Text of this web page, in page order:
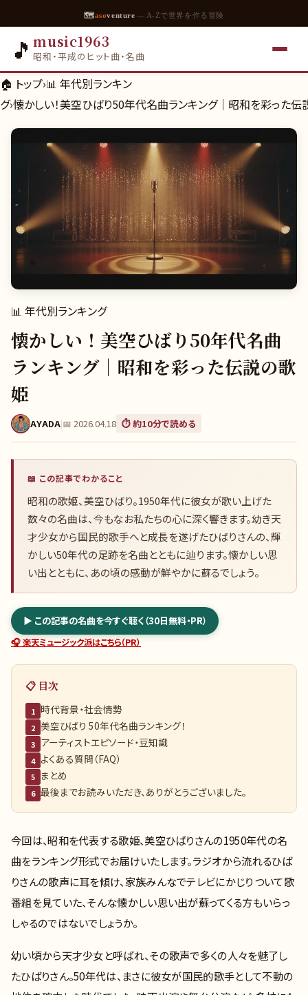
🗺asoventure — A-Zで世界を作る冒険
🎵 music1963
昭和・平成のヒット曲・名曲
🏠 トップ›📊 年代別ランキン
グ›懐かしい！美空ひばり50年代名曲ランキング｜昭和を彩った伝
📊 年代別ランキング
懐かしい！美空ひばり50年代名曲
ランキング｜昭和を彩った伝説の歌
姫
AYADA|📅 2026.04.18 ⏱️ 約10分で読める
📖 この記事でわかること
昭和の歌姫、美空ひばり。1950年代に彼女が歌い上げた
数々の名曲は、今もなお私たちの心に深く響きます。幼き天
才少女から国民的歌手へと成長を遂げたひばりさんの、輝
かしい50年代の足跡を名曲とともに辿ります。懐かしい思
い出とともに、あの頃の感動が鮮やかに蘇るでしょう。
▶ この記事の名曲を今すぐ聴く（30日無料・PR）
🎧 楽天ミュージック派はこちら（PR）
📋 目次
1 時代背景・社会情勢
2 美空ひばり 50年代名曲ランキング！
3 アーティストエピソード・豆知識
4 よくある質問（FAQ）
5 まとめ
6 最後までお読みいただき、ありがとうございました。
今回は、昭和を代表する歌姫、美空ひばりさんの1950年代の名
曲をランキング形式でお届けいたします。ラジオから流れるひば
りさんの歌声に耳を傾け、家族みんなでテレビにかじりついて歌
番組を見ていた、そんな懐かしい思い出が蘇ってくる方もいらっ
しゃるのではないでしょうか。
幼い頃から天才少女と呼ばれ、その歌声で多くの人々を魅了し
たひばりさん。50年代は、まさに彼女が国民的歌手として不動の